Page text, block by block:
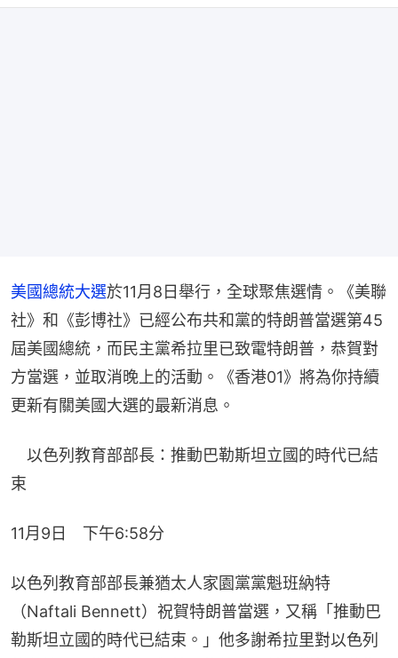
美國總統大選於11月8日舉行，全球聚焦選情。《美聯
社》和《彭博社》已經公布共和黨的特朗普當選第45
屆美國總統，而民主黨希拉里已致電特朗普，恭賀對
方當選，並取消晚上的活動。《香港01》將為你持續
更新有關美國大選的最新消息。
以色列教育部部長：推動巴勒斯坦立國的時代已結
束
11月9日　下午6:58分
以色列教育部部長兼猶太人家園黨黨魁班納特
（Naftali Bennett）祝賀特朗普當選，又稱「推動巴
勒斯坦立國的時代已結束。」他多謝希拉里對以色列